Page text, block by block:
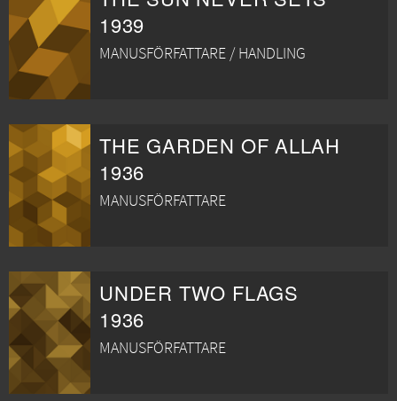
1939
MANUSFÖRFATTARE / HANDLING
THE GARDEN OF ALLAH
1936
MANUSFÖRFATTARE
UNDER TWO FLAGS
1936
MANUSFÖRFATTARE